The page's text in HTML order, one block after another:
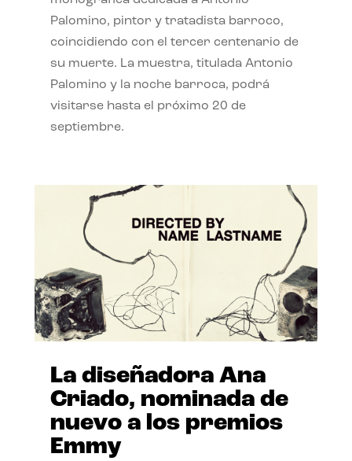
Palomino, pintor y tratadista barroco,
coincidiendo con el tercer centenario de
su muerte. La muestra, titulada Antonio
Palomino y la noche barroca, podrá
visitarse hasta el próximo 20 de
septiembre.
La diseñadora Ana
Criado, nominada de
nuevo a los premios
Emmy